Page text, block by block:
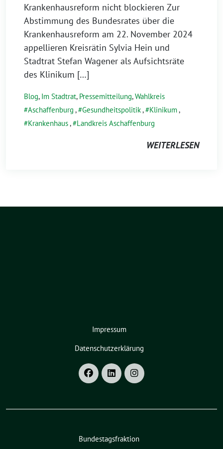
Krankenhausreform nicht blockieren Zur
Abstimmung des Bundesrates über die
Krankenhausreform am 22. November 2024
appellieren Kreisrätin Sylvia Hein und
Stadtrat Stefan Wagener als Aufsichtsräte
des Klinikum […]
Blog, Im Stadtrat, Pressemitteilung,Wahlkreis
Aschaffenburg , Gesundheitspolitik, Klinikum,
Krankenhaus, Landkreis Aschaffenburg
WEITERLESEN
Impressum
Datenschutzerklärung
Bundestagsfraktion